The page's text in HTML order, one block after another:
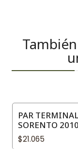
PAR
SORENTO
$21.065